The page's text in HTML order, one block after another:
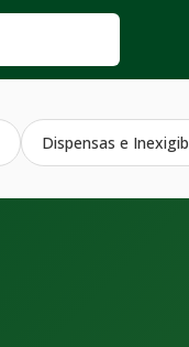
Dispensas e